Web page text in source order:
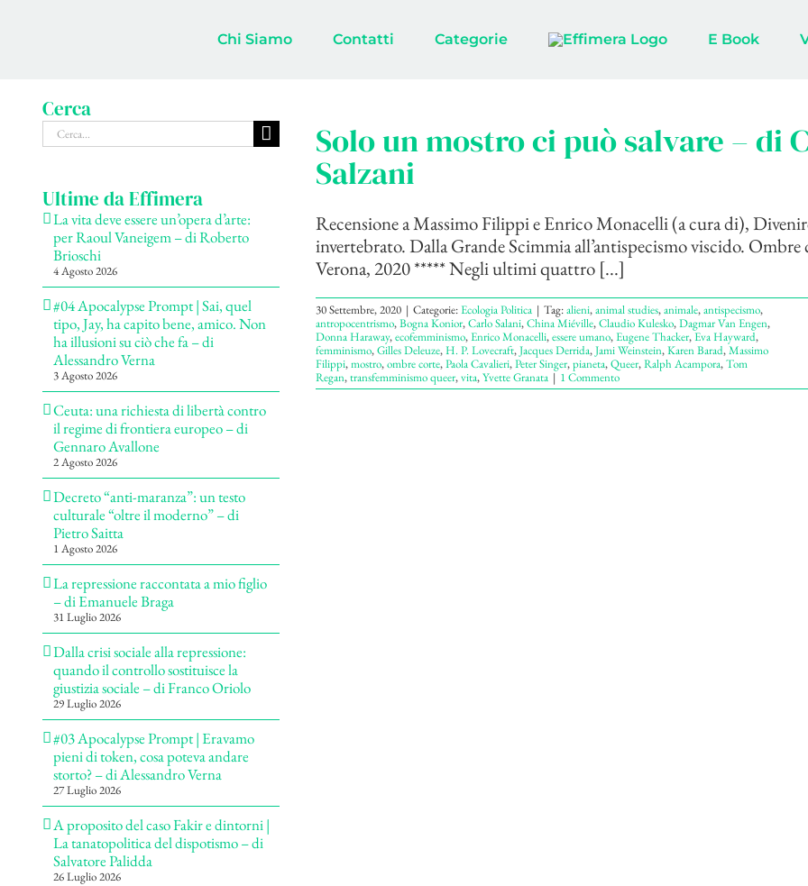
Chi Siamo Contatti Categorie E Book
Solo un mostro ci può salvare – di
Salzani
Recensione a Massimo Filippi e Enrico Monacelli (a cura di),
invertebrato. Dalla Grande Scimmia all’antispecismo viscido. Ombre
Verona, 2020 ***** Negli ultimi quattro [...]
30 Settembre, 2020 | Categorie:Ecologia Politica | Tag:alieni,animal studies,animale,antispecismo,
antropocentrismo,Bogna Konior,Carlo Salani,China Miéville,Claudio Kulesko,Dagmar Van Engen,
Donna Haraway,ecofemminismo,Enrico Monacelli,essere umano,Eugene Thacker,Eva Hayward,
femminismo,Gilles Deleuze,H. P. Lovecraft,Jacques Derrida,Jami Weinstein,Karen Barad,Massimo
Filippi,mostro,ombre corte,Paola Cavalieri,Peter Singer,pianeta,Queer,Ralph Acampora,Tom
Regan,transfemminismo queer,vita,Yvette Granata | 1 Commento
Cerca
Cerca
per:
Ultime da Effimera
La vita deve essere un’opera d’arte:
per Raoul Vaneigem – di Roberto
Brioschi
4 Agosto 2026
#04 Apocalypse Prompt | Sai, quel
tipo, Jay, ha capito bene, amico. Non
ha illusioni su ciò che fa – di
Alessandro Verna
3 Agosto 2026
Ceuta: una richiesta di libertà contro
il regime di frontiera europeo – di
Gennaro Avallone
2 Agosto 2026
Decreto “anti-maranza”: un testo
culturale “oltre il moderno” – di
Pietro Saitta
1 Agosto 2026
La repressione raccontata a mio figlio
– di Emanuele Braga
31 Luglio 2026
Dalla crisi sociale alla repressione:
quando il controllo sostituisce la
giustizia sociale – di Franco Oriolo
29 Luglio 2026
#03 Apocalypse Prompt | Eravamo
pieni di token, cosa poteva andare
storto? – di Alessandro Verna
27 Luglio 2026
A proposito del caso Fakir e dintorni |
La tanatopolitica del dispotismo – di
Salvatore Palidda
26 Luglio 2026